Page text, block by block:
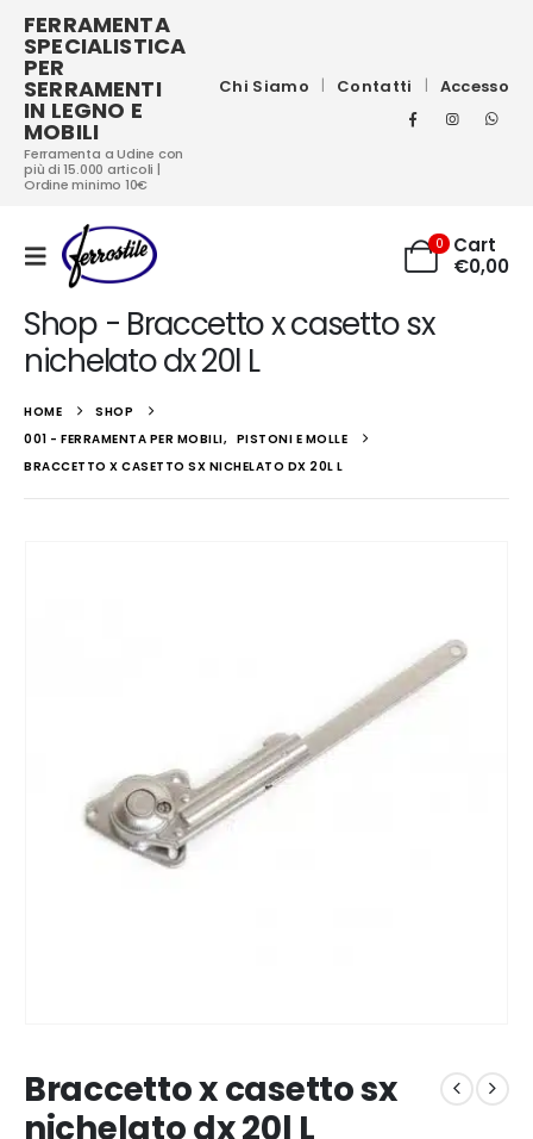
FERRAMENTA
SPECIALISTICA
PER
SERRAMENTI
IN LEGNO E
MOBILI
Ferramenta a Udine con
più di 15.000 articoli |
Ordine minimo 10€
Chi Siamo Contatti Accesso
0
Cart
€0,00
Shop - Braccetto x casetto sx
nichelato dx 20l L
HOME
SHOP
001 - FERRAMENTA PER MOBILI, PISTONI E MOLLE
BRACCETTO X CASETTO SX NICHELATO DX 20L L
Braccetto x casetto sx
nichelato dx 20l L